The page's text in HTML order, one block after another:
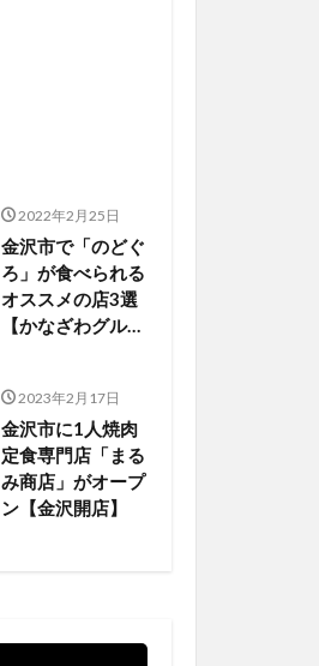
2022年2月25日
金沢市で「のどぐ
ろ」が食べられる
オススメの店3選
【かなざわグルメ
2023年2月17日
金沢市に1人焼肉
定食専門店「まる
み商店」がオープ
ン【金沢開店】